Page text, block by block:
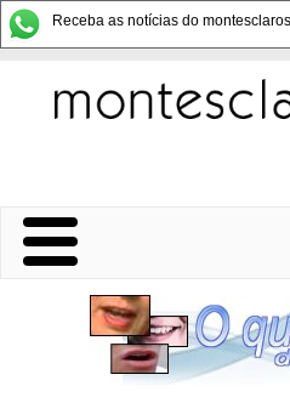
Receba as notícias do